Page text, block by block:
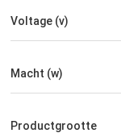
Voltage (v)
Macht (w)
Productgrootte